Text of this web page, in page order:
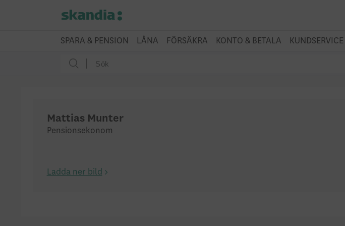
SPARA & PENSION LÅNA FÖRSÄKRA KONTO & BETALA KUNDSERVICE
Mattias Munter
Pensionsekonom
Ladda ner bild